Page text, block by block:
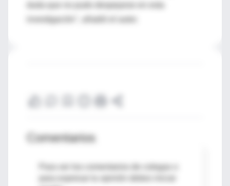
duda que no pudo despejarse en esta
investigación", añadió el autor.
Comentarios
Para ver los comentarios de colegas o